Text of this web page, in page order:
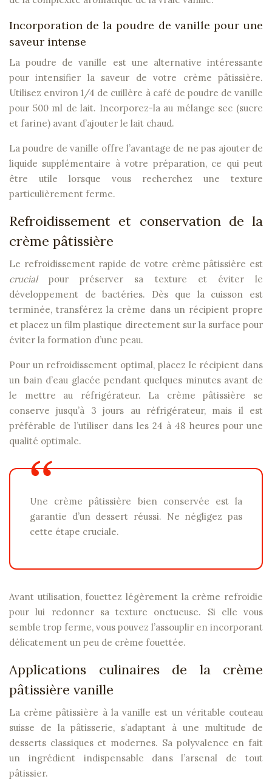
Incorporation de la poudre de vanille pour une
saveur intense
La poudre de vanille est une alternative intéressante
pour intensifier la saveur de votre crème pâtissière.
Utilisez environ 1/4 de cuillère à café de poudre de vanille
pour 500 ml de lait. Incorporez-la au mélange sec (sucre
et farine) avant d’ajouter le lait chaud.
La poudre de vanille offre l’avantage de ne pas ajouter de
liquide supplémentaire à votre préparation, ce qui peut
être utile lorsque vous recherchez une texture
particulièrement ferme.
Refroidissement et conservation de la
crème pâtissière
Le refroidissement rapide de votre crème pâtissière est
crucialpour préserver sa texture et éviter le
développement de bactéries. Dès que la cuisson est
terminée, transférez la crème dans un récipient propre
et placez un film plastique directement sur la surface pour
éviter la formation d’une peau.
Pour un refroidissement optimal, placez le récipient dans
un bain d’eau glacée pendant quelques minutes avant de
le mettre au réfrigérateur. La crème pâtissière se
conserve jusqu’à 3 jours au réfrigérateur, mais il est
préférable de l’utiliser dans les 24 à 48 heures pour une
qualité optimale.
Une crème pâtissière bien conservée est la
garantie d’un dessert réussi. Ne négligez pas
cette étape cruciale.
Avant utilisation, fouettez légèrement la crème refroidie
pour lui redonner sa texture onctueuse. Si elle vous
semble trop ferme, vous pouvez l’assouplir en incorporant
délicatement un peu de crème fouettée.
Applications culinaires de la crème
pâtissière vanille
La crème pâtissière à la vanille est un véritable couteau
suisse de la pâtisserie, s’adaptant à une multitude de
desserts classiques et modernes. Sa polyvalence en fait
un ingrédient indispensable dans l’arsenal de tout
pâtissier.